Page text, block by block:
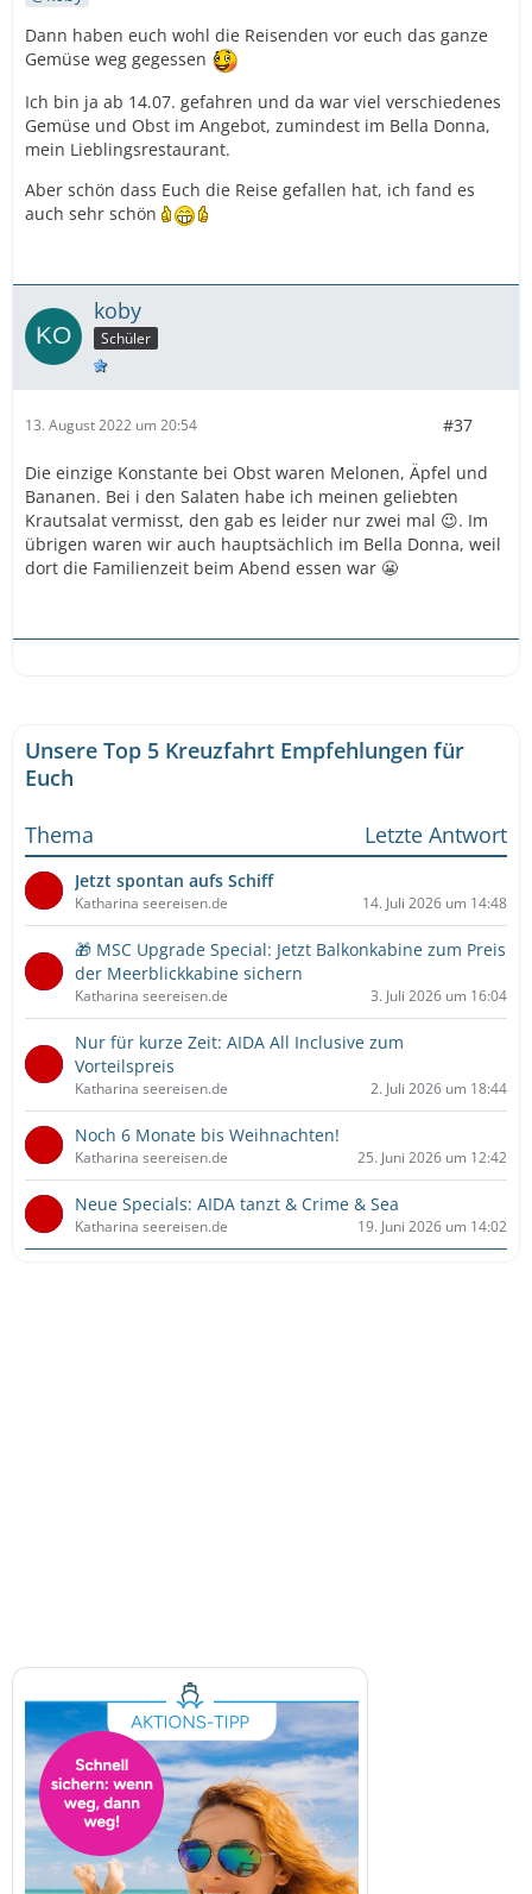
Dann haben euch wohl die Reisenden vor euch das ganze
Gemüse weg gegessen
Ich bin ja ab 14.07. gefahren und da war viel verschiedenes
Gemüse und Obst im Angebot, zumindest im Bella Donna,
mein Lieblingsrestaurant.
Aber schön dass Euch die Reise gefallen hat, ich fand es
auch sehr schön
koby
Schüler
13. August 2022 um 20:54 #37
Die einzige Konstante bei Obst waren Melonen, Äpfel und
Bananen. Bei i den Salaten habe ich meinen geliebten
Krautsalat vermisst, den gab es leider nur zwei mal 😉. Im
übrigen waren wir auch hauptsächlich im Bella Donna, weil
dort die Familienzeit beim Abend essen war 😬
Unsere Top 5 Kreuzfahrt Empfehlungen für
Euch
Thema
Letzte Antwort
Jetzt spontan aufs Schiff
Katharina seereisen.de 14. Juli 2026 um 14:48
🎁 MSC Upgrade Special: Jetzt Balkonkabine zum Preis
der Meerblickkabine sichern
Katharina seereisen.de 3. Juli 2026 um 16:04
Nur für kurze Zeit: AIDA All Inclusive zum
Vorteilspreis
Katharina seereisen.de 2. Juli 2026 um 18:44
Noch 6 Monate bis Weihnachten!
Katharina seereisen.de 25. Juni 2026 um 12:42
Neue Specials: AIDA tanzt & Crime & Sea
Katharina seereisen.de 19. Juni 2026 um 14:02